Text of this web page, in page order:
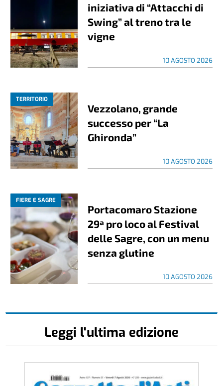
iniziativa di “Attacchi di
Swing” al treno tra le
vigne
10 AGOSTO 2026
TERRITORIO
Vezzolano, grande
successo per “La
Ghironda”
10 AGOSTO 2026
FIERE E SAGRE
Portacomaro Stazione
29ª pro loco al Festival
delle Sagre, con un menu
senza glutine
10 AGOSTO 2026
Leggi l'ultima edizione